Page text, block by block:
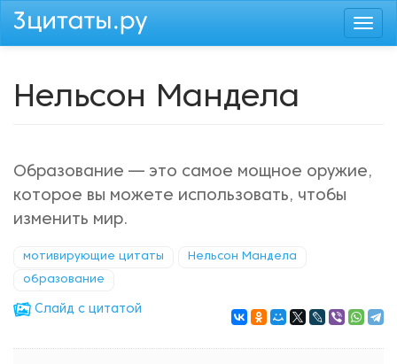
Перейти
Нельсон Мандела
Образование — это самое мощное оружие,
которое вы можете использовать, чтобы
изменить мир.
мотивирующие цитаты Нельсон Мандела
образование
Cлайд с цитатой